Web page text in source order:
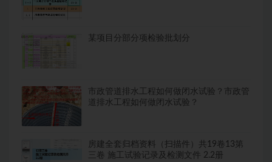
某项目分部分项检验批划分
市政管道排水工程如何做闭水试验？市政管
道排水工程如何做闭水试验？
房建全套归档资料（扫描件）共19卷13第
三卷 施工试验记录及检测文件 2.2册